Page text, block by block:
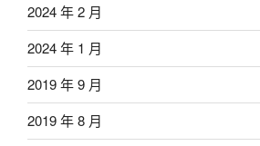
2024 年 2 月
2024 年 1 月
2019 年 9 月
2019 年 8 月